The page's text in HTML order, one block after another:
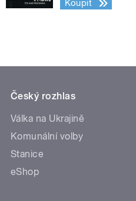
Koupit
Český rozhlas
Válka na Ukrajině
Komunální volby
Stanice
eShop